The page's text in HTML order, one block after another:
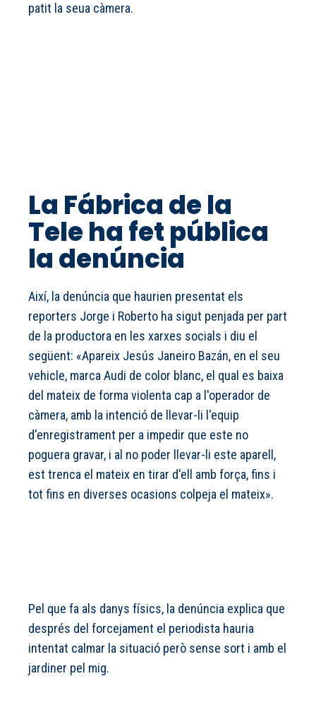
patit la seua càmera.
La Fábrica de la
Tele ha fet pública
la denúncia
Així, la denúncia que haurien presentat els
reporters Jorge i Roberto ha sigut penjada per part
de la productora en les xarxes socials i diu el
següent: «Apareix Jesús Janeiro Bazán, en el seu
vehicle, marca Audi de color blanc, el qual es baixa
del mateix de forma violenta cap a l'operador de
càmera, amb la intenció de llevar-li l'equip
d'enregistrament per a impedir que este no
poguera gravar, i al no poder llevar-li este aparell,
est trenca el mateix en tirar d'ell amb força, fins i
tot fins en diverses ocasions colpeja el mateix».
Pel que fa als danys físics, la denúncia explica que
després del forcejament el periodista hauria
intentat calmar la situació però sense sort i amb el
jardiner pel mig.